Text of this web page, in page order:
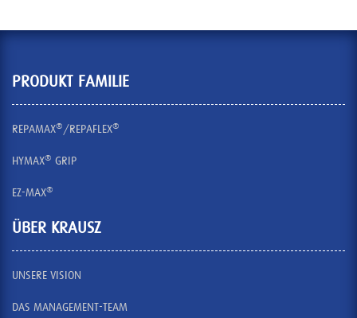
PRODUKT FAMILIE
REPAMAX® /REPAFLEX®
HYMAX® GRIP
EZ-MAX®
ÜBER KRAUSZ
UNSERE VISION
DAS MANAGEMENT-TEAM